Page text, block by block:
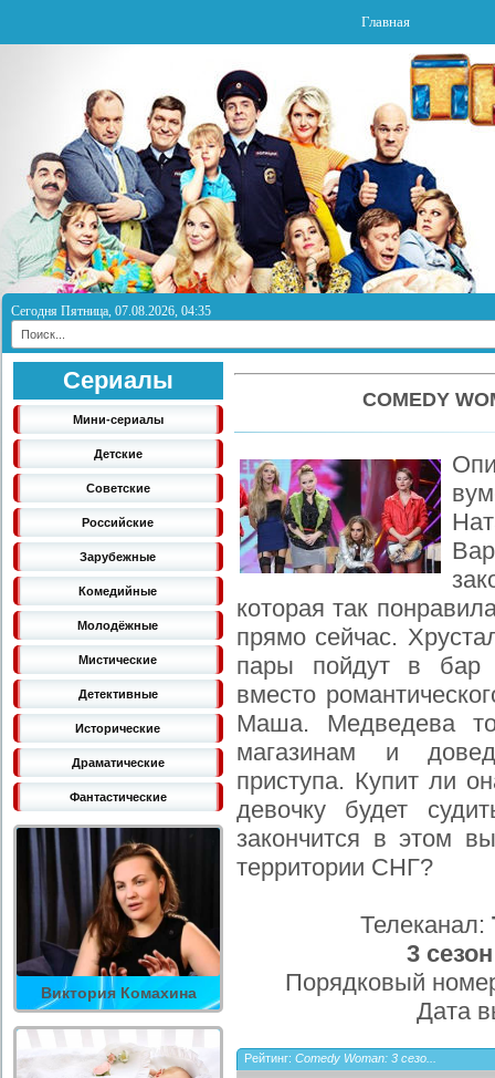
Главная
Сегодня Пятница, 07.08.2026, 04:35
Сериалы
Мини-сериалы
Детские
Советские
Российские
Зарубежные
Комедийные
Молодёжные
Мистические
Детективные
Исторические
Драматические
Фантастические
Виктория Комахина
COMEDY
которая так
прямо сейчас.
пары пойдут в бар
вместо
Маша. Медведева
магазинам и
приступа. Купит ли
девочку будет
закончится в этом
территории СНГ?
Телеканал:
3 сезон
Порядковый
Дата
Рейтинг: Comedy Woman: 3 сезо...